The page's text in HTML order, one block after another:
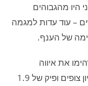
היו מהגבוהים
– עוד עדות למגמה
של הענף.
את איווה
(מדורגת 2), רשם ממוצע של 1.4 מיליון צופים ופיק של 1.9